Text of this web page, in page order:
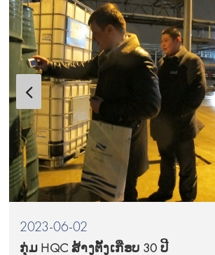
2023-06-02
ກຸ່ມ HQC ສ້າງຕັ້ງເກືອບ 30 ປີ